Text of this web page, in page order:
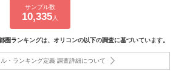
サンプル数
10,335人
圏ランキングは、オリコンの以下の調査に基づいています。
・ランキング定義 調査詳細について